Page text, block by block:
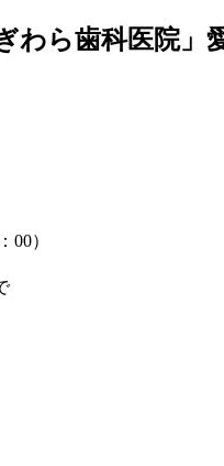
わら歯科医院」
00）